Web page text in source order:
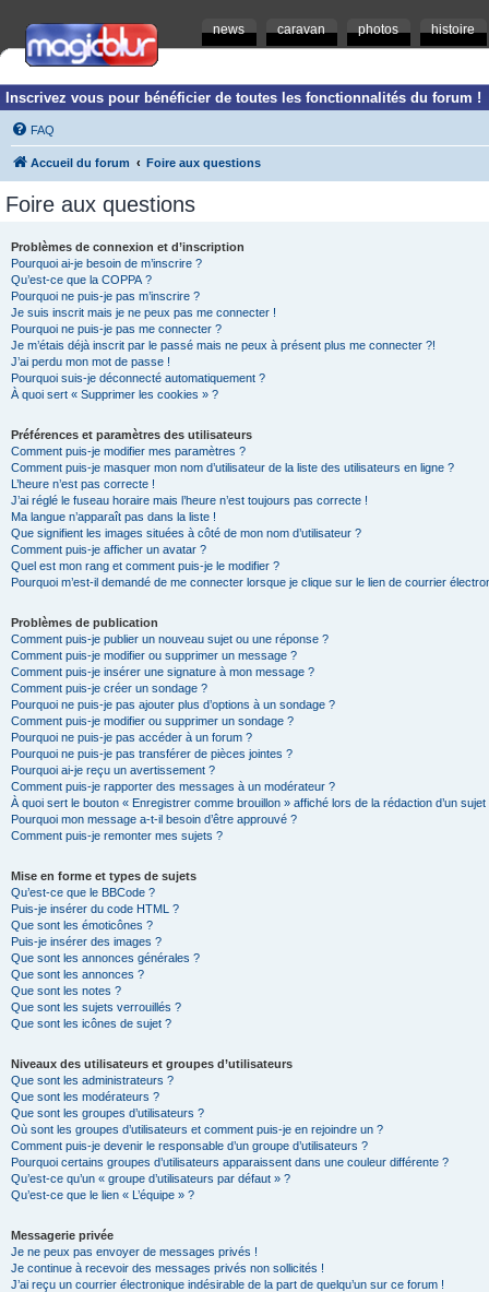
news caravan photos histoire
Inscrivez vous pour bénéficier de toutes les fonctionnalités du forum !
FAQ
Accueil du forum Foire aux questions
Foire aux questions
Problèmes de connexion et d’inscription
Pourquoi ai-je besoin de m’inscrire ?
Qu’est-ce que la COPPA ?
Pourquoi ne puis-je pas m’inscrire ?
Je suis inscrit mais je ne peux pas me connecter !
Pourquoi ne puis-je pas me connecter ?
Je m’étais déjà inscrit par le passé mais ne peux à présent plus me connecter ?!
J’ai perdu mon mot de passe !
Pourquoi suis-je déconnecté automatiquement ?
À quoi sert « Supprimer les cookies » ?
Préférences et paramètres des utilisateurs
Comment puis-je modifier mes paramètres ?
Comment puis-je masquer mon nom d’utilisateur de la liste des utilisateurs en ligne ?
L’heure n’est pas correcte !
J’ai réglé le fuseau horaire mais l’heure n’est toujours pas correcte !
Ma langue n’apparaît pas dans la liste !
Que signifient les images situées à côté de mon nom d’utilisateur ?
Comment puis-je afficher un avatar ?
Quel est mon rang et comment puis-je le modifier ?
Pourquoi m’est-il demandé de me connecter lorsque je clique sur le lien de courrier
Problèmes de publication
Comment puis-je publier un nouveau sujet ou une réponse ?
Comment puis-je modifier ou supprimer un message ?
Comment puis-je insérer une signature à mon message ?
Comment puis-je créer un sondage ?
Pourquoi ne puis-je pas ajouter plus d’options à un sondage ?
Comment puis-je modifier ou supprimer un sondage ?
Pourquoi ne puis-je pas accéder à un forum ?
Pourquoi ne puis-je pas transférer de pièces jointes ?
Pourquoi ai-je reçu un avertissement ?
Comment puis-je rapporter des messages à un modérateur ?
À quoi sert le bouton « Enregistrer comme brouillon » affiché lors de la rédaction d’un sujet
Pourquoi mon message a-t-il besoin d’être approuvé ?
Comment puis-je remonter mes sujets ?
Mise en forme et types de sujets
Qu’est-ce que le BBCode ?
Puis-je insérer du code HTML ?
Que sont les émoticônes ?
Puis-je insérer des images ?
Que sont les annonces générales ?
Que sont les annonces ?
Que sont les notes ?
Que sont les sujets verrouillés ?
Que sont les icônes de sujet ?
Niveaux des utilisateurs et groupes d’utilisateurs
Que sont les administrateurs ?
Que sont les modérateurs ?
Que sont les groupes d’utilisateurs ?
Où sont les groupes d’utilisateurs et comment puis-je en rejoindre un ?
Comment puis-je devenir le responsable d’un groupe d’utilisateurs ?
Pourquoi certains groupes d’utilisateurs apparaissent dans une couleur différente ?
Qu’est-ce qu’un « groupe d’utilisateurs par défaut » ?
Qu’est-ce que le lien « L’équipe » ?
Messagerie privée
Je ne peux pas envoyer de messages privés !
Je continue à recevoir des messages privés non sollicités !
J’ai reçu un courrier électronique indésirable de la part de quelqu’un sur ce forum !